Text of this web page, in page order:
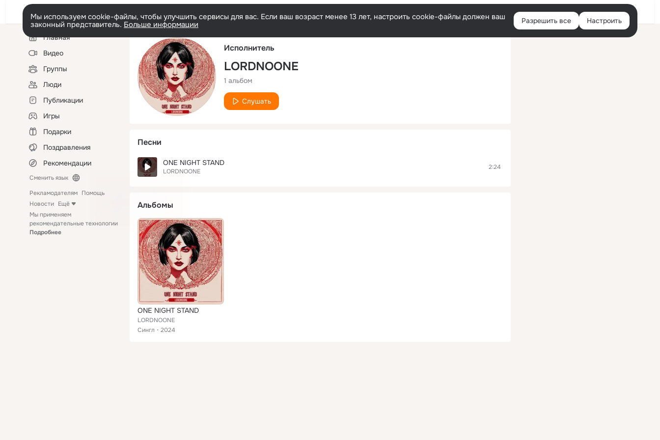
Русский Войти
Мы используем cookie-файлы, чтобы улучшить сервисы для вас. Если ваш возраст менее 13 лет, настроить cookie-файлы должен ваш
законный представитель. Больше информации Разрешить все Настроить
Левая
колонкаГлавная
Видео
Группы
Люди
Публикации
Игры
Подарки
Поздравления
Рекомендации
Сменить язык
Рекламодателям Помощь
Новости Ещё
Мы применяем
рекомендательные технологии
Подробнее
Исполнитель
LORDNOONE
1 альбом
Слушать
Песни
ONE NIGHT STAND
LORDNOONE
2:24
Альбомы
ONE NIGHT STAND
LORDNOONE
Сингл
2024